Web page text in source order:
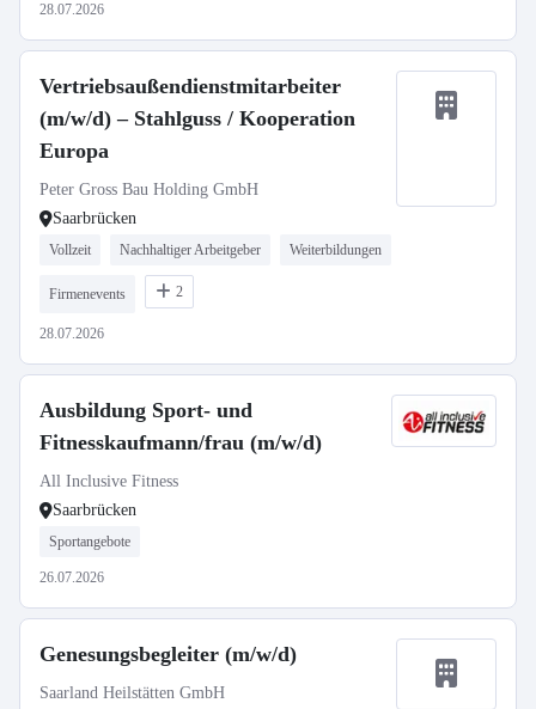
28.07.2026
Vertriebsaußendienstmitarbeiter
(m/w/d) – Stahlguss / Kooperation
Europa
Peter Gross Bau Holding GmbH
Saarbrücken
Vollzeit Nachhaltiger Arbeitgeber Weiterbildungen
Firmenevents 2
28.07.2026
Ausbildung Sport- und
Fitnesskaufmann/frau (m/w/d)
All Inclusive Fitness
Saarbrücken
Sportangebote
26.07.2026
Genesungsbegleiter (m/w/d)
Saarland Heilstätten GmbH